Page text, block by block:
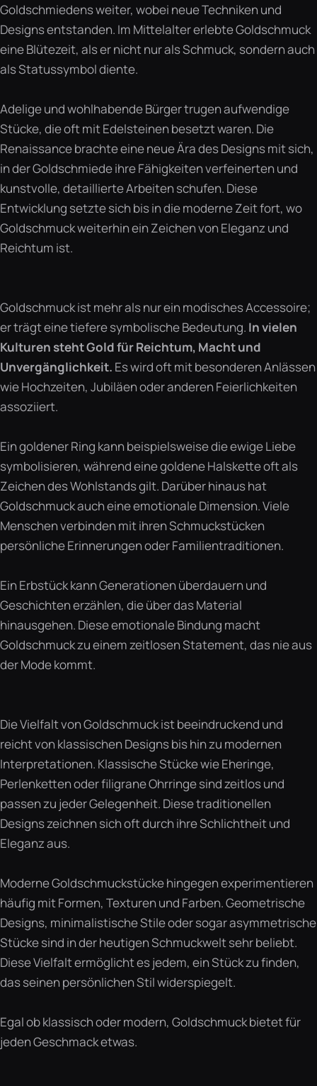
Goldschmiedens weiter, wobei neue Techniken und
Designs entstanden. Im Mittelalter erlebte Goldschmuck
eine Blütezeit, als er nicht nur als Schmuck, sondern auch
als Statussymbol diente.
Adelige und wohlhabende Bürger trugen aufwendige
Stücke, die oft mit Edelsteinen besetzt waren. Die
Renaissance brachte eine neue Ära des Designs mit sich,
in der Goldschmiede ihre Fähigkeiten verfeinerten und
kunstvolle, detaillierte Arbeiten schufen. Diese
Entwicklung setzte sich bis in die moderne Zeit fort, wo
Goldschmuck weiterhin ein Zeichen von Eleganz und
Reichtum ist.
Goldschmuck ist mehr als nur ein modisches Accessoire;
er trägt eine tiefere symbolische Bedeutung. In vielen
Kulturen steht Gold für Reichtum, Macht und
Unvergänglichkeit. Es wird oft mit besonderen Anlässen
wie Hochzeiten, Jubiläen oder anderen Feierlichkeiten
assoziiert.
Ein goldener Ring kann beispielsweise die ewige Liebe
symbolisieren, während eine goldene Halskette oft als
Zeichen des Wohlstands gilt. Darüber hinaus hat
Goldschmuck auch eine emotionale Dimension. Viele
Menschen verbinden mit ihren Schmuckstücken
persönliche Erinnerungen oder Familientraditionen.
Ein Erbstück kann Generationen überdauern und
Geschichten erzählen, die über das Material
hinausgehen. Diese emotionale Bindung macht
Goldschmuck zu einem zeitlosen Statement, das nie aus
der Mode kommt.
Die Vielfalt von Goldschmuck ist beeindruckend und
reicht von klassischen Designs bis hin zu modernen
Interpretationen. Klassische Stücke wie Eheringe,
Perlenketten oder filigrane Ohrringe sind zeitlos und
passen zu jeder Gelegenheit. Diese traditionellen
Designs zeichnen sich oft durch ihre Schlichtheit und
Eleganz aus.
Moderne Goldschmuckstücke hingegen experimentieren
häufig mit Formen, Texturen und Farben. Geometrische
Designs, minimalistische Stile oder sogar asymmetrische
Stücke sind in der heutigen Schmuckwelt sehr beliebt.
Diese Vielfalt ermöglicht es jedem, ein Stück zu finden,
das seinen persönlichen Stil widerspiegelt.
Egal ob klassisch oder modern, Goldschmuck bietet für
jeden Geschmack etwas.